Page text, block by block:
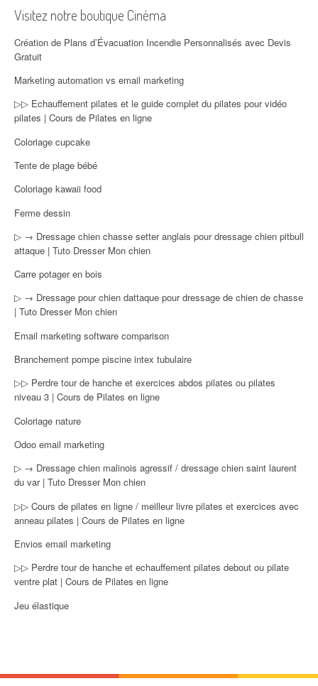
Visitez notre boutique Cinéma
Création de Plans d’Évacuation Incendie Personnalisés avec Devis
Gratuit
Marketing automation vs email marketing
▷▷ Echauffement pilates et le guide complet du pilates pour vidéo
pilates | Cours de Pilates en ligne
Coloriage cupcake
Tente de plage bébé
Coloriage kawaii food
Ferme dessin
▷ → Dressage chien chasse setter anglais pour dressage chien pitbull
attaque | Tuto Dresser Mon chien
Carre potager en bois
▷ → Dressage pour chien dattaque pour dressage de chien de chasse
| Tuto Dresser Mon chien
Email marketing software comparison
Branchement pompe piscine intex tubulaire
▷▷ Perdre tour de hanche et exercices abdos pilates ou pilates
niveau 3 | Cours de Pilates en ligne
Coloriage nature
Odoo email marketing
▷ → Dressage chien malinois agressif / dressage chien saint laurent
du var | Tuto Dresser Mon chien
▷▷ Cours de pilates en ligne / meilleur livre pilates et exercices avec
anneau pilates | Cours de Pilates en ligne
Envios email marketing
▷▷ Perdre tour de hanche et echauffement pilates debout ou pilate
ventre plat | Cours de Pilates en ligne
Jeu élastique